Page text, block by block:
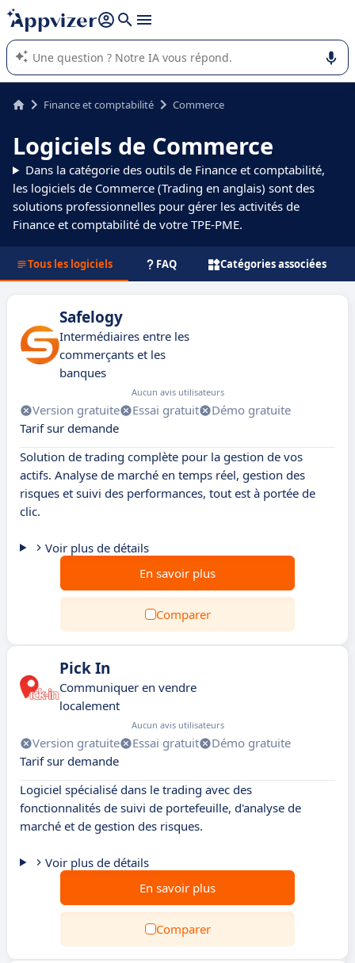
répondre (plusieurs lignes avec
L'IA de Appvizer vous guide dans l'utilisation ou la sélection de
logiciel SaaS en entreprise.
Finance et comptabilité Commerce
Logiciels de Commerce
Dans la catégorie des outils de Finance et comptabilité,
les logiciels de Commerce (Trading en anglais) sont des
solutions professionnelles pour gérer les activités de
Finance et comptabilité de votre TPE-PME.
Tous les logiciels FAQ Catégories associées
Safelogy
Intermédiaires entre les
commerçants et les
banques
Aucun avis utilisateurs
Version gratuite Essai gratuit
Démo gratuite
Tarif sur demande
Solution de trading complète pour la gestion de vos
actifs. Analyse de marché en temps réel, gestion des
risques et suivi des performances, tout est à portée de
clic.
Voir plus de détails
En savoir plus
Comparer
Pick In
Communiquer en vendre
localement
Aucun avis utilisateurs
Version gratuite Essai gratuit
Démo gratuite
Tarif sur demande
Logiciel spécialisé dans le trading avec des
fonctionnalités de suivi de portefeuille, d'analyse de
marché et de gestion des risques.
Voir plus de détails
En savoir plus
Comparer